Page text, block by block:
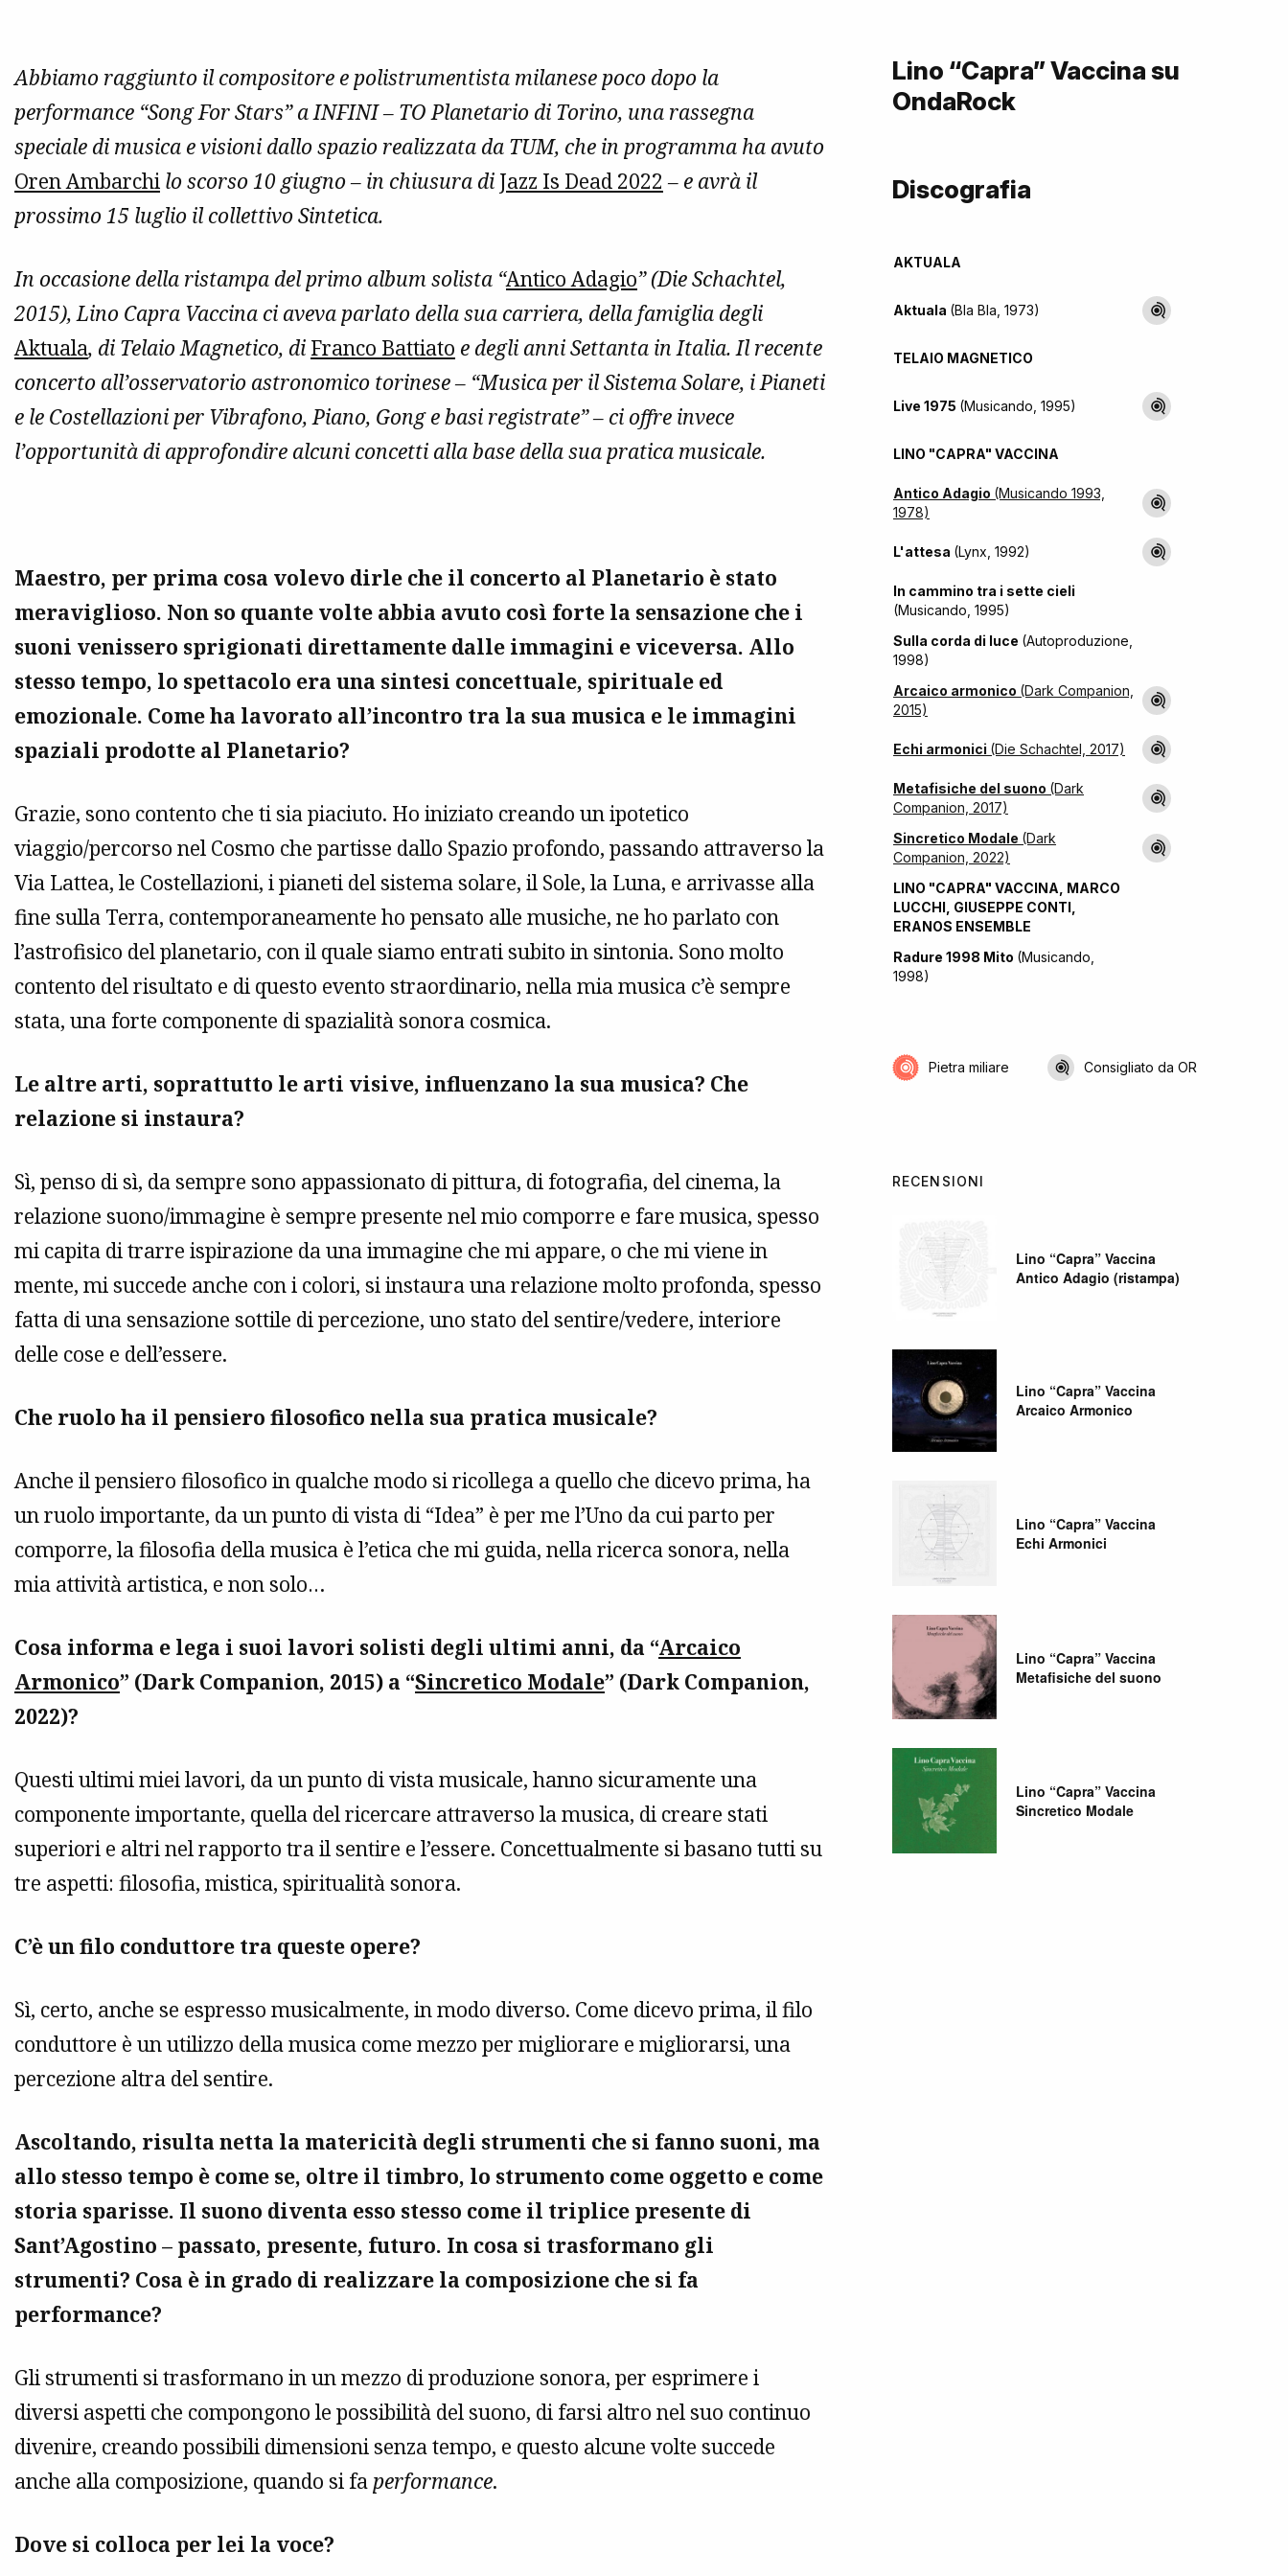
Abbiamo raggiunto il compositore e polistrumentista milanese poco dopo la
performance “Song For Stars” a INFINI – TO Planetario di Torino, una rassegna
speciale di musica e visioni dallo spazio realizzata da TUM, che in programma ha avuto
Oren Ambarchi lo scorso 10 giugno – in chiusura di Jazz Is Dead 2022 – e avrà il
prossimo 15 luglio il collettivo Sintetica.
In occasione della ristampa del primo album solista “Antico Adagio” (Die Schachtel,
2015), Lino Capra Vaccina ci aveva parlato della sua carriera, della famiglia degli
Aktuala, di Telaio Magnetico, di Franco Battiato e degli anni Settanta in Italia. Il recente
concerto all’osservatorio astronomico torinese – “Musica per il Sistema Solare, i Pianeti
e le Costellazioni per Vibrafono, Piano, Gong e basi registrate” – ci offre invece
l’opportunità di approfondire alcuni concetti alla base della sua pratica musicale.
Maestro, per prima cosa volevo dirle che il concerto al Planetario è stato
meraviglioso. Non so quante volte abbia avuto così forte la sensazione che i
suoni venissero sprigionati direttamente dalle immagini e viceversa. Allo
stesso tempo, lo spettacolo era una sintesi concettuale, spirituale ed
emozionale. Come ha lavorato all’incontro tra la sua musica e le immagini
spaziali prodotte al Planetario?
Grazie, sono contento che ti sia piaciuto. Ho iniziato creando un ipotetico
viaggio/percorso nel Cosmo che partisse dallo Spazio profondo, passando attraverso la
Via Lattea, le Costellazioni, i pianeti del sistema solare, il Sole, la Luna, e arrivasse alla
fine sulla Terra, contemporaneamente ho pensato alle musiche, ne ho parlato con
l’astrofisico del planetario, con il quale siamo entrati subito in sintonia. Sono molto
contento del risultato e di questo evento straordinario, nella mia musica c’è sempre
stata, una forte componente di spazialità sonora cosmica.
Le altre arti, soprattutto le arti visive, influenzano la sua musica? Che
relazione si instaura?
Sì, penso di sì, da sempre sono appassionato di pittura, di fotografia, del cinema, la
relazione suono/immagine è sempre presente nel mio comporre e fare musica, spesso
mi capita di trarre ispirazione da una immagine che mi appare, o che mi viene in
mente, mi succede anche con i colori, si instaura una relazione molto profonda, spesso
fatta di una sensazione sottile di percezione, uno stato del sentire/vedere, interiore
delle cose e dell’essere.
Che ruolo ha il pensiero filosofico nella sua pratica musicale?
Anche il pensiero filosofico in qualche modo si ricollega a quello che dicevo prima, ha
un ruolo importante, da un punto di vista di “Idea” è per me l’Uno da cui parto per
comporre, la filosofia della musica è l’etica che mi guida, nella ricerca sonora, nella
mia attività artistica, e non solo…
Cosa informa e lega i suoi lavori solisti degli ultimi anni, da “Arcaico
Armonico” (Dark Companion, 2015) a “Sincretico Modale” (Dark Companion,
2022)?
Questi ultimi miei lavori, da un punto di vista musicale, hanno sicuramente una
componente importante, quella del ricercare attraverso la musica, di creare stati
superiori e altri nel rapporto tra il sentire e l’essere. Concettualmente si basano tutti su
tre aspetti: filosofia, mistica, spiritualità sonora.
C’è un filo conduttore tra queste opere?
Sì, certo, anche se espresso musicalmente, in modo diverso. Come dicevo prima, il filo
conduttore è un utilizzo della musica come mezzo per migliorare e migliorarsi, una
percezione altra del sentire.
Ascoltando, risulta netta la matericità degli strumenti che si fanno suoni, ma
allo stesso tempo è come se, oltre il timbro, lo strumento come oggetto e come
storia sparisse. Il suono diventa esso stesso come il triplice presente di
Sant’Agostino – passato, presente, futuro. In cosa si trasformano gli
strumenti? Cosa è in grado di realizzare la composizione che si fa
performance?
Gli strumenti si trasformano in un mezzo di produzione sonora, per esprimere i
diversi aspetti che compongono le possibilità del suono, di farsi altro nel suo continuo
divenire, creando possibili dimensioni senza tempo, e questo alcune volte succede
anche alla composizione, quando si fa performance.
Dove si colloca per lei la voce?
Lino “Capra” Vaccina su
OndaRock
Discografia
AKTUALA
Aktuala (Bla Bla, 1973)
TELAIO MAGNETICO
Live 1975 (Musicando, 1995)
LINO "CAPRA" VACCINA
Antico Adagio (Musicando 1993,
1978)
L'attesa (Lynx, 1992)
In cammino tra i sette cieli
(Musicando, 1995)
Sulla corda di luce (Autoproduzione,
1998)
Arcaico armonico (Dark Companion,
2015)
Echi armonici (Die Schachtel, 2017)
Metafisiche del suono (Dark
Companion, 2017)
Sincretico Modale (Dark
Companion, 2022)
LINO "CAPRA" VACCINA, MARCO
LUCCHI, GIUSEPPE CONTI,
ERANOS ENSEMBLE
Radure 1998 Mito (Musicando,
1998)
Pietra miliare Consigliato da OR
RECENSIONI
Lino “Capra” Vaccina
Antico Adagio (ristampa)
Lino “Capra” Vaccina
Arcaico Armonico
Lino “Capra” Vaccina
Echi Armonici
Lino “Capra” Vaccina
Metafisiche del suono
Lino “Capra” Vaccina
Sincretico Modale